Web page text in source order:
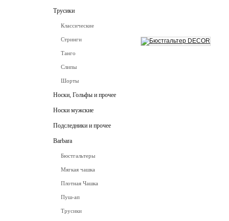
Трусики
Классические
Стринги
Танго
Слипы
Шорты
Носки, Гольфы и прочее
Носки мужские
Подследники и прочее
Barbara
Бюстгальтеры
Мягкая чашка
Плотная Чашка
Пуш-ап
Трусики